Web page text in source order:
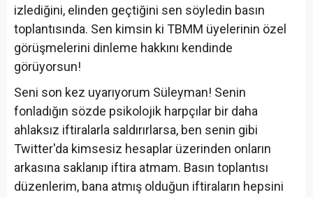
izlediğini, elinden geçtiğini sen söyledin basın
toplantısında. Sen kimsin ki TBMM üyelerinin özel
görüşmelerini dinleme hakkını kendinde
görüyorsun!
Seni son kez uyarıyorum Süleyman! Senin
fonladığın sözde psikolojik harpçılar bir daha
ahlaksız iftiralarla saldırırlarsa, ben senin gibi
Twitter'da kimsesiz hesaplar üzerinden onların
arkasına saklanıp iftira atmam. Basın toplantısı
düzenlerim, bana atmış olduğun iftiraların hepsini